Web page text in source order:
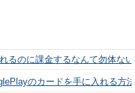
るのに課金するなんて勿体な
のカードを手に入れる方